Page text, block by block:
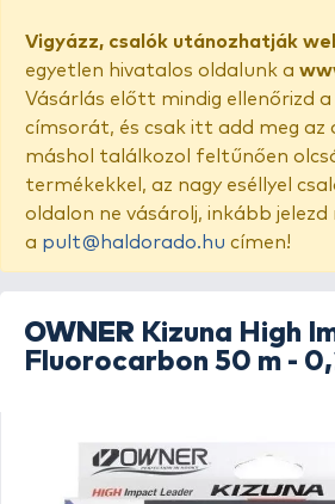
Vigyázz, csalók utánozhatják
egyetlen hivatalos oldalunk a
Vásárlás előtt mindig ellenőrizd a
címsorát, és csak itt add meg az
máshol találkozol feltűnően
termékekkel, az nagy eséllyel
oldalon ne vásárolj, inkább
a pult@haldorado.hu címen!
OWNER Kizuna High
Fluorocarbon 50 m -